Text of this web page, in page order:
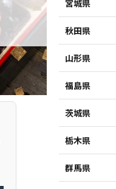
宮城県
秋田県
山形県
福島県
茨城県
栃木県
群馬県